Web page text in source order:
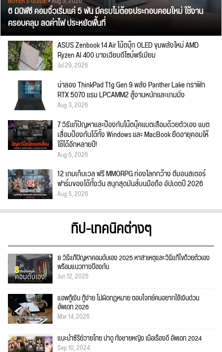
6 มินิพีซี คอมจิ๋วเริ่มแค่ 5 พัน มีครบไม่ต้องประกอบคอมใหม่ ใช้งาน
ครอบคลุม ลดค่าไฟ ประหยัดพื้นที่
ASUS Zenbook 14 Air โน้ตบุ๊ก OLED ขุมพลังใหม่ AMD
Ryzen AI 400 บางเฉียบดีไซน์พรีเมียม
Jul 29, 2026
น่าลอง ThinkPad T1g Gen 9 พลัง Panther Lake กราฟิก
RTX 5070 แรม LPCAMM2 สู้งานหนักและเกมมิ่ง
Aug 3, 2026
7 วิธีแก้ปัญหาและป้องกันโน๊ตบุ๊คแบตเสื่อมด้วยตัวเอง แบต
เสื่อมป้องกันได้ทั้ง Windows และ MacBook ยืดอายุคอมให้
ใช้ได้อีกหลายปี!
Aug 5, 2026
12 เกมเก็บเวล ฟรี MMORPG ท่องโลกกว้าง ตีมอนสเตอร์
ฟาร์มของได้ทั้งวัน สนุกสุดมันส์บนมือถือ อัปเดตปี 2026
Aug 5, 2026
ทิป-เทคนิคต่างๆ
8 วิธีแก้ปัญหาคอมดับเอง 2025 หาสาเหตุและวิธีแก้ไขด้วยตัวเอง
พร้อมแนวทางป้องกัน
Jun 12, 2025
แอพกู้เงิน กู้ง่าย ไม่ผิดกฎหมาย ตอบโจทย์คนอยากใช้เงินด่วน
อัพเดท 2026
Mar 14, 2026
แนะนำซีรีย์วายไทย น่าดู ทั้งชายหญิง เนื้อเรื่องดี อัพเดท 2024
Sep 10, 2024